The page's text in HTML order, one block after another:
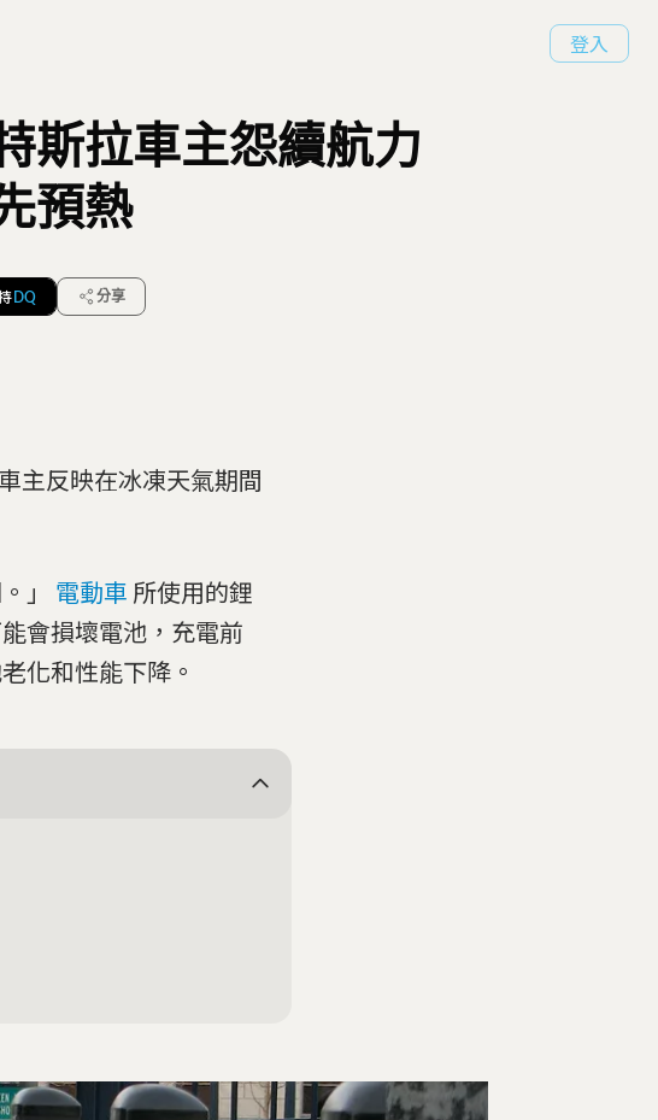
登入
斯拉車主怨續航力
預熱
DQ 分享
主反映在冰凍天氣期間
」 電動車 所使用的鋰
會損壞電池，充電前
化和性能下降。